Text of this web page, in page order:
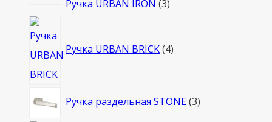
Ручка URBAN IRON 33
Ручка URBAN BRICK 4товара
Ручка раздельная STONE 33